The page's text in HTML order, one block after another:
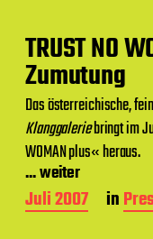
t
r
a
g
s
d
a
t
u
m
TRUST NO
Zumutung
Das österreichische,
Klanggaleriebringt im
WOMAN plus« heraus.
... weiter
B
e
Juli 2007 in